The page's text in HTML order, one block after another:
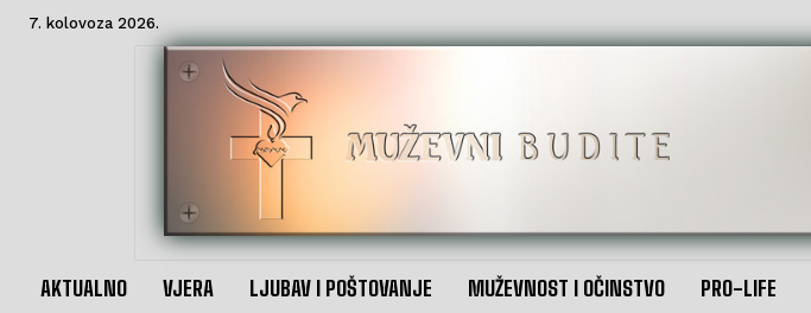
7. kolovoza 2026.
AKTUALNO VJERA LJUBAV I POŠTOVANJE MUŽEVNOST I OČINSTVO PRO-LIFE